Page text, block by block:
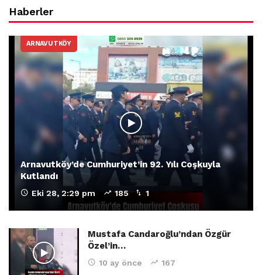
Haberler
ARNAVUTKÖY
Arnavutköy’de Cumhuriyet’in 92. Yılı Coşkuyla
Kutlandı
Eki 28, 2:29 pm 185 1
Mustafa Candaroğlu’ndan Özgür
Özel’in…
10 ay önce 167